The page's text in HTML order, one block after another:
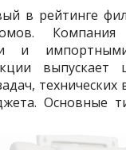
в рейтинге
и
технических
Основные